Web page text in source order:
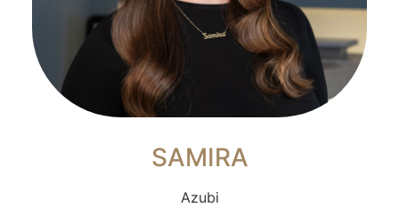
SAMIRA
Azubi